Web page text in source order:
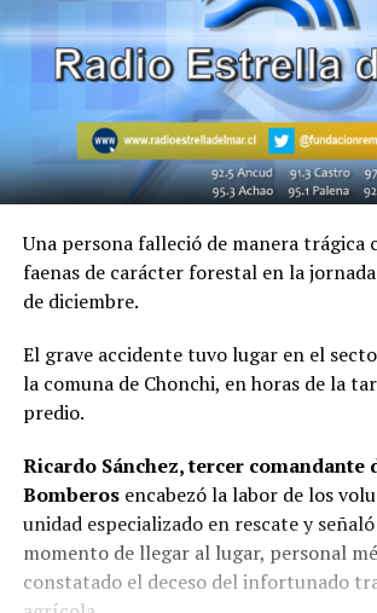
Una persona falleció de manera trágica
faenas de carácter forestal en la
de diciembre.
El grave accidente tuvo lugar en el
la comuna de Chonchi, en horas de la
predio.
Ricardo Sánchez, tercer comandante
Bomberosencabezó la labor de los
unidad especializado en rescate y
momento de llegar al lugar, personal
constatado el deceso del infortunado